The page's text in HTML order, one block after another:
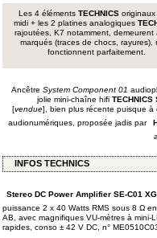
Les 4 éléments TECHNICSoriginaux
midi + les 2 platines analogiques
rajoutées, K7 notamment, demeurent
marqués (traces de chocs, rayures),
fonctionnent parfaitement.
Ancêtre System Component 01
jolie mini-chaîne hifi TECHNICS
[vendue], bien plus récente puisque à
audionumériques, proposée jadis par
INFOS TECHNICS
Stereo DC Power Amplifier SE-C01
puissance 2 x 40 Watts RMS sous 8 Ω
AB, avec magnifiques VU-mètres à mini-
rapides, conso ± 42 V DC, n°